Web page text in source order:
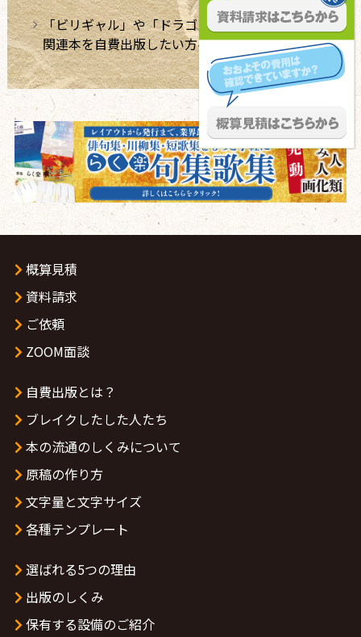
「ビリギャル」や「ドラゴン桜」のような学習法
関連本を自費出版したい方へ
概算見積
資料請求
ご依頼
ZOOM面談
自費出版とは？
ブレイクしたした人たち
本の流通のしくみについて
原稿の作り方
文字量と文字サイズ
各種テンプレート
選ばれる5つの理由
出版のしくみ
保有する設備のご紹介